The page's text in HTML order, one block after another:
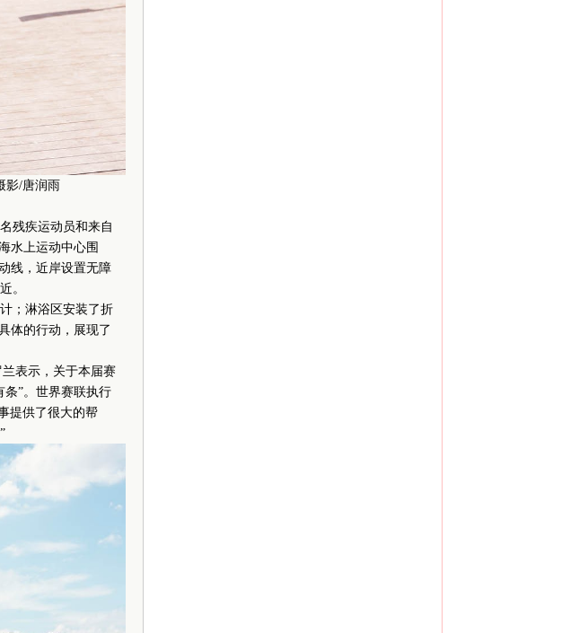
影/唐润雨
残疾运动员和来自
水上运动中心围
线，近岸设置无障
。
；淋浴区安装了折
体的行动，展现了
表示，关于本届赛
”。世界赛联执行
提供了很大的帮